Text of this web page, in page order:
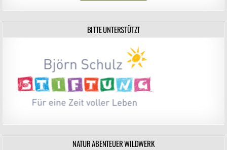
BITTE UNTERSTÜTZT
NATUR ABENTEUER WILDWERK